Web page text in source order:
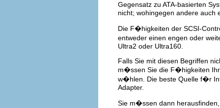
Gegensatz zu ATA-basierten
nicht; wohingegen andere auch
Die F�higkeiten der SCSI-
entweder einen engen oder
Ultra2 oder Ultra160.
Falls Sie mit diesen Begriffen
m�ssen Sie die F�higkeiten
w�hlen. Die beste Quelle f�r
Adapter.
Sie m�ssen dann